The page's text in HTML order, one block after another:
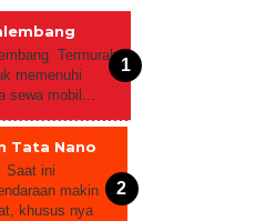
Termurah,
memenuhi
sewa mobil...
Tata Nano
Saat ini
makin
khusus nya